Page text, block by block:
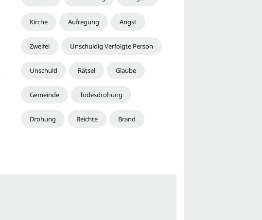
Kirche Aufregung Angst
Zweifel Unschuldig Verfolgte Person
Unschuld Rätsel Glaube
Gemeinde Todesdrohung
Drohung Beichte Brand